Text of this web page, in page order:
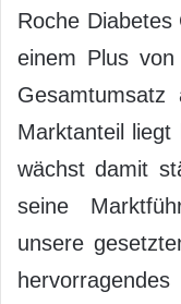
Roche
einem Plus
Marktanteil
wächst damit
seine
unsere